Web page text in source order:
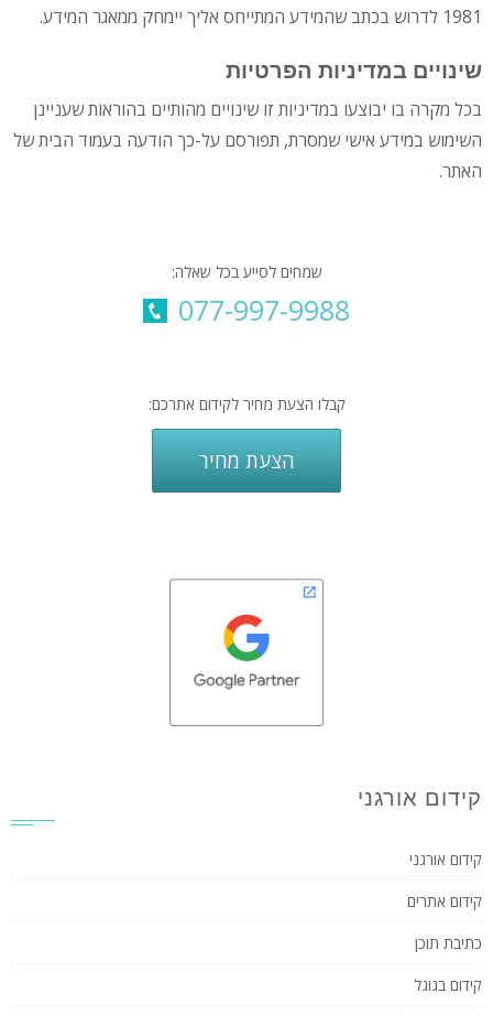
1981 לדרוש בכתב שהמידע המתייחס אליך יימחק ממאגר המידע.
שינויים במדיניות הפרטיות
בכל מקרה בו יבוצעו במדיניות זו שינויים מהותיים בהוראות שעניינן
השימוש במידע אישי שמסרת, תפורסם על-כך הודעה בעמוד הבית של
האתר.
שמחים לסייע בכל שאלה:
077-997-9988
קבלו הצעת מחיר לקידום אתרכם:
הצעת מחיר
קידום אורגני
קידום אורגני
קידום אתרים
כתיבת תוכן
קידום בגוגל